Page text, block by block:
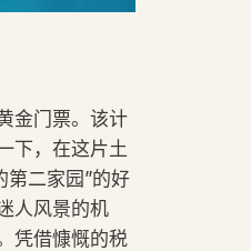
金门票。该计
下，在这片土
第二家园”的好
人风景的机
凭借慷慨的税